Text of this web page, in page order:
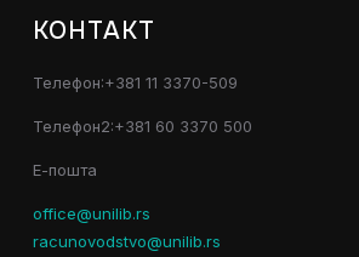
КОНТАКТ
Телефон:+381 11 3370-509
Телефон2:+381 60 3370 500
Е-пошта
office@unilib.rs
racunovodstvo@unilib.rs